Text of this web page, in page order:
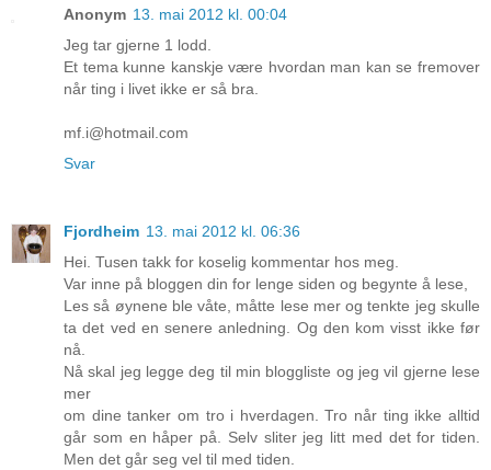
Anonym 13. mai 2012 kl. 00:04
Jeg tar gjerne 1 lodd.
Et tema kunne kanskje være hvordan man kan se fremover
når ting i livet ikke er så bra.
mf.i@hotmail.com
Svar
Fjordheim 13. mai 2012 kl. 06:36
Hei. Tusen takk for koselig kommentar hos meg.
Var inne på bloggen din for lenge siden og begynte å lese,
Les så øynene ble våte, måtte lese mer og tenkte jeg skulle
ta det ved en senere anledning. Og den kom visst ikke før
nå.
Nå skal jeg legge deg til min bloggliste og jeg vil gjerne lese
mer
om dine tanker om tro i hverdagen. Tro når ting ikke alltid
går som en håper på. Selv sliter jeg litt med det for tiden.
Men det går seg vel til med tiden.